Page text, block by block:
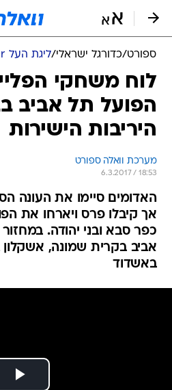
ספורט/כדורגל ישראלי/ליגת העל Winner
לוח משחקי
הפועל תל אביב
היריבות הישירות
מערכת וואלה ספורט
6.3.2017 / 18:53
האדומים סיימו את העונה
אך קיבלו פרס ויארחו את
כפר סבא ובני יהודה.
אביב בקרית שמונה,
באשדוד